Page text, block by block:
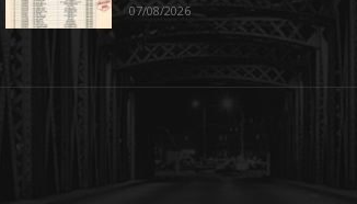
07/08/2026